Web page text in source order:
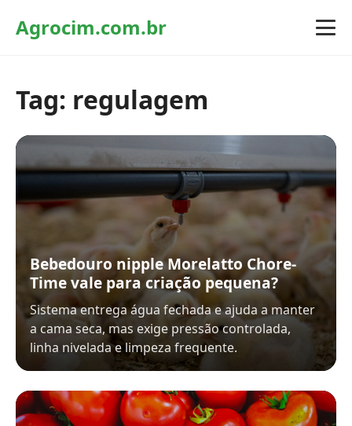
Agrocim.com.br
Tag: regulagem
Bebedouro nipple Morelatto Chore-
Time vale para criação pequena?
Sistema entrega água fechada e ajuda a manter
a cama seca, mas exige pressão controlada,
linha nivelada e limpeza frequente.